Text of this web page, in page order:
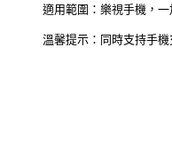
適用範圍：樂視手機，
溫馨提示：同時支持手